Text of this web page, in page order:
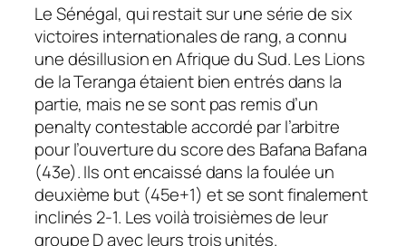
Le Sénégal, qui restait sur une série de six
victoires internationales de rang, a connu
une désillusion en Afrique du Sud. Les Lions
de la Teranga étaient bien entrés dans la
partie, mais ne se sont pas remis d’un
penalty contestable accordé par l’arbitre
pour l’ouverture du score des Bafana Bafana
(43e). Ils ont encaissé dans la foulée un
deuxième but (45e+1) et se sont finalement
inclinés 2-1. Les voilà troisièmes de leur
groupe D avec leurs trois unités.